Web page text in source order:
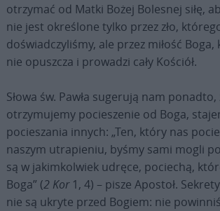
otrzymać od Matki Bożej Bolesnej siłę,
nie jest określone tylko przez zło,
doświadczyliśmy, ale przez miłość
nie opuszcza i prowadzi cały Kościół.
Słowa św. Pawła sugerują nam ponadto,
otrzymujemy pocieszenie od Boga,
pocieszania innych: „Ten, który nas
naszym utrapieniu, byśmy sami mogli
są w jakimkolwiek udręce, pociechą,
Boga” (2 Kor1, 4) – pisze Apostoł.
nie są ukryte przed Bogiem: nie